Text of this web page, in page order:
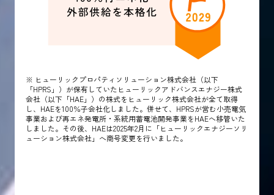
※ ヒューリックプロパティソリューション株式会社（以下
「HPRS」）が保有していたヒューリックアドバンスエナジー株式
会社（以下「HAE」）の株式をヒューリック株式会社が全て取得
し、HAEを100％子会社化しました。併せて、HPRSが営む小売電気
事業および再エネ発電所・系統用蓄電池開発事業をHAEへ移管いた
しました。その後、HAEは2025年2月に「ヒューリックエナジーソリ
ューション株式会社」へ商号変更を行いました。